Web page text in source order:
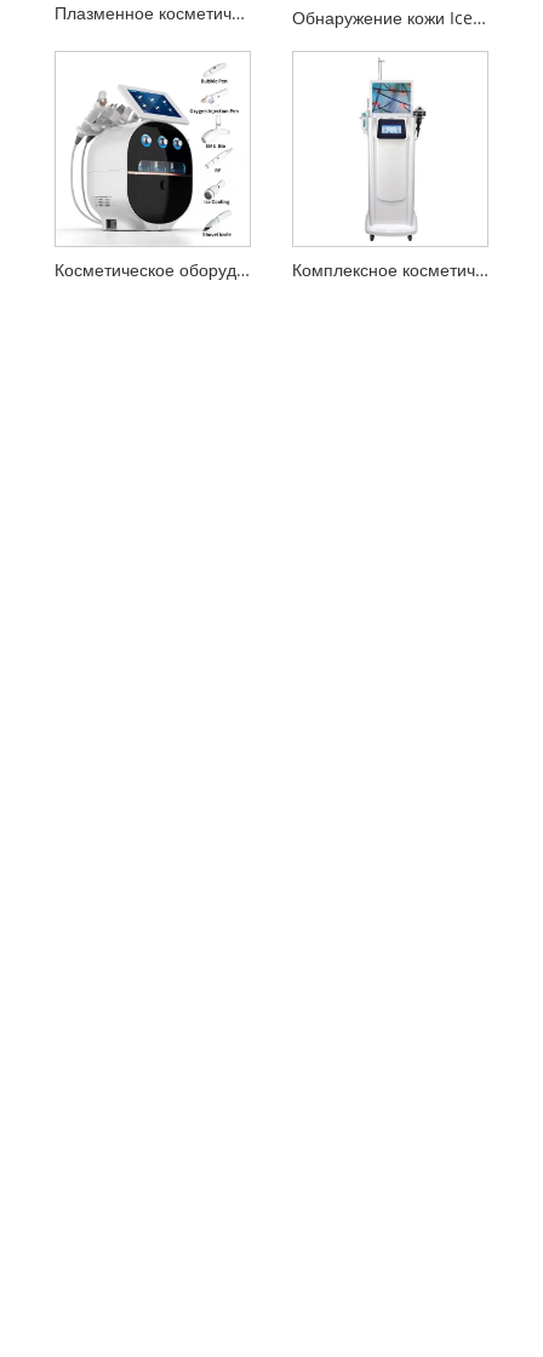
Плазменное косметическое оборудование 2 в 1 Обнаружение кожи Ice Blue Plus Косметическое оборудование для лица
Косметическое оборудование для чистки лица EMS Bubble Комплексное косметическое оборудование для ухода за кожей головы